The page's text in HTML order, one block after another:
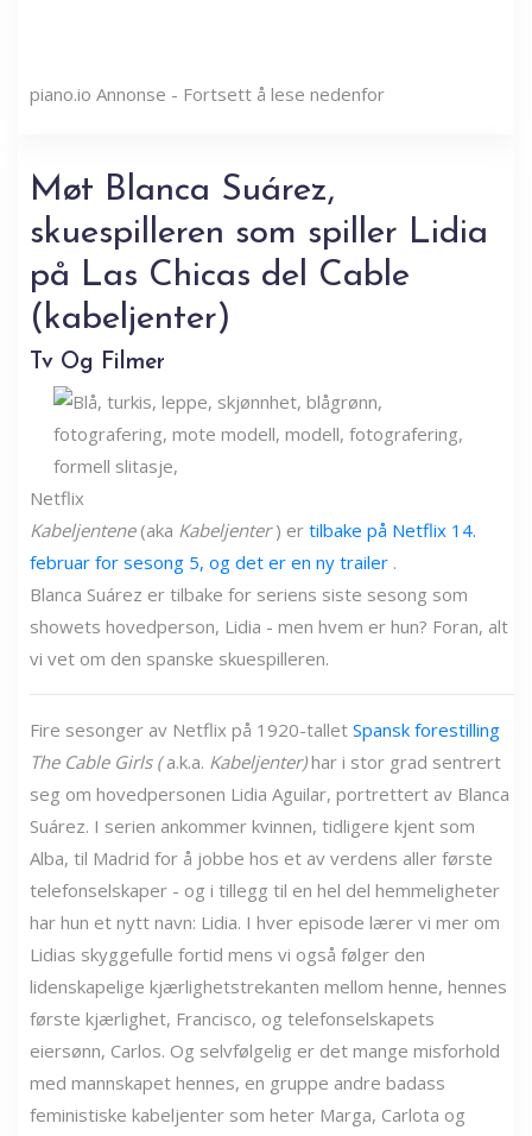
piano.io Annonse - Fortsett å lese nedenfor
Møt Blanca Suárez,
skuespilleren som spiller Lidia
på Las Chicas del Cable
(kabeljenter)
Tv Og Filmer
Netflix
Kabeljentene (aka Kabeljenter) er tilbake på Netflix 14.
februar for sesong 5, og det er en ny trailer .
Blanca Suárez er tilbake for seriens siste sesong som
showets hovedperson, Lidia - men hvem er hun? Foran, alt
vi vet om den spanske skuespilleren.
Fire sesonger av Netflix på 1920-tallet Spansk forestilling
The Cable Girls (a.k.a. Kabeljenter)har i stor grad sentrert
seg om hovedpersonen Lidia Aguilar, portrettert av Blanca
Suárez. I serien ankommer kvinnen, tidligere kjent som
Alba, til Madrid for å jobbe hos et av verdens aller første
telefonselskaper - og i tillegg til en hel del hemmeligheter
har hun et nytt navn: Lidia. I hver episode lærer vi mer om
Lidias skyggefulle fortid mens vi også følger den
lidenskapelige kjærlighetstrekanten mellom henne, hennes
første kjærlighet, Francisco, og telefonselskapets
eiersønn, Carlos. Og selvfølgelig er det mange misforhold
med mannskapet hennes, en gruppe andre badass
feministiske kabeljenter som heter Marga, Carlota og